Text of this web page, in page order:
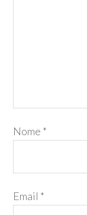
Nome *
Email *